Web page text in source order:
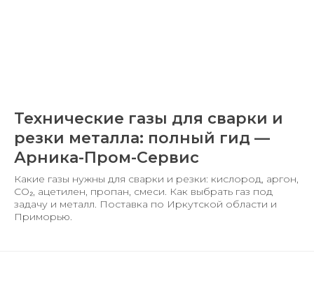
Технические газы для сварки и
резки металла: полный гид —
Арника-Пром-Сервис
Какие газы нужны для сварки и резки: кислород, аргон,
CO₂, ацетилен, пропан, смеси. Как выбрать газ под
задачу и металл. Поставка по Иркутской области и
Приморью.